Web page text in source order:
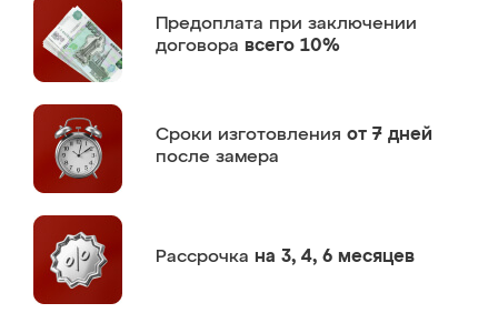
Предоплата при заключении
договора всего 10%
Сроки изготовления от 7 дней
после замера
Рассрочка на 3, 4, 6 месяцев